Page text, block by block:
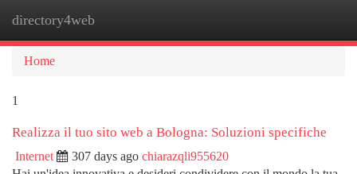
directory4web
Home
1
Realizza il tuo sito web a Bologna: Soluzioni specifiche
Internet 307 days ago chiarazqli955620